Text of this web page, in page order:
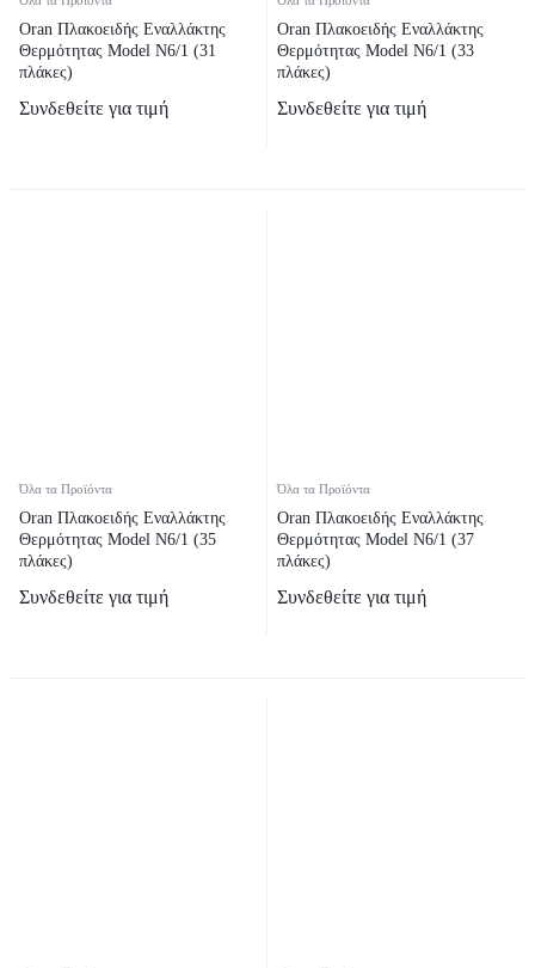
Oran Πλακοειδής Εναλλάκτης
Θερμότητας Model N6/1 (31
πλάκες)
Συνδεθείτε για τιμή
Oran Πλακοειδής Εναλλάκτης
Θερμότητας Model N6/1 (33
πλάκες)
Συνδεθείτε για τιμή
Όλα τα Προϊόντα
Oran Πλακοειδής Εναλλάκτης
Θερμότητας Model N6/1 (35
πλάκες)
Συνδεθείτε για τιμή
Όλα τα Προϊόντα
Oran Πλακοειδής Εναλλάκτης
Θερμότητας Model N6/1 (37
πλάκες)
Συνδεθείτε για τιμή